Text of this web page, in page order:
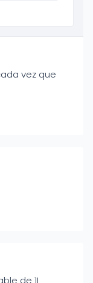
vez que
de 1L